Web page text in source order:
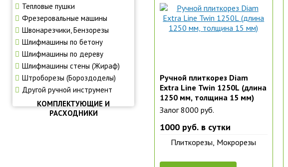
Тепловые пушки
Фрезеровальные машины
Швонарезчики, Бензорезы
Шлифмашины по бетону
Шлифмашины по дереву
Шлифмашины стены (Жираф)
Штроборезы (Бороздоделы)
Другой ручной инструмент
КОМПЛЕКТУЮЩИЕ И
РАСХОДНИКИ
Ручной плиткорез Diam
Extra Line Twin 1250L (длина
1250 мм, толщина 15 мм)
Залог 8000 руб.
1000 руб. в сутки
Плиткорезы, Мокрорезы